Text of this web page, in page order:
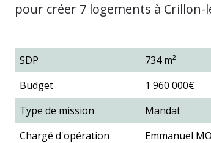
pour créer 7 logements à Crillon-
SDP
734 m²
Budget
1 960 000€
Type de mission
Mandat
Chargé d'opération
Emmanuel